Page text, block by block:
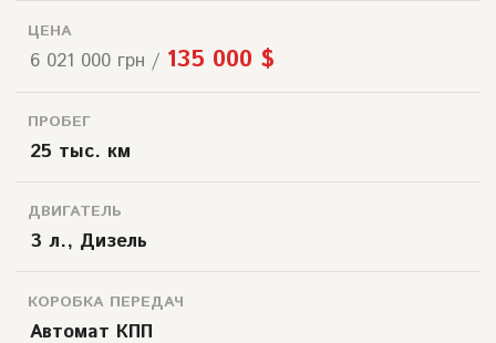
ЦЕНА
6 021 000 грн / 135 000 $
ПРОБЕГ
25 тыс. км
ДВИГАТЕЛЬ
3 л., Дизель
КОРОБКА ПЕРЕДАЧ
Автомат КПП